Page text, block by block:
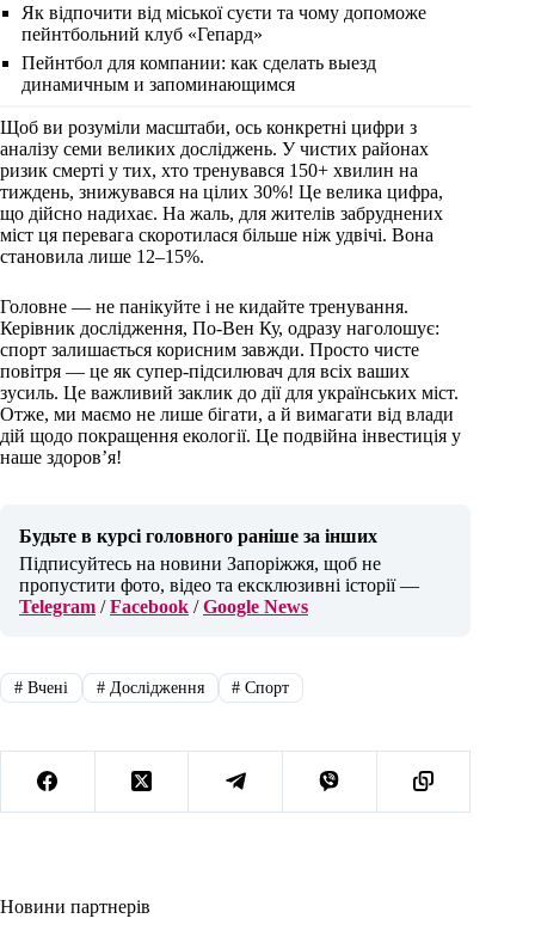
Як відпочити від міської суєти та чому допоможе
пейнтбольний клуб «Гепард»
Пейнтбол для компании: как сделать выезд
динамичным и запоминающимся
Щоб ви розуміли масштаби, ось конкретні цифри з
аналізу семи великих досліджень. У чистих районах
ризик смерті у тих, хто тренувався 150+ хвилин на
тиждень, знижувався на цілих 30%! Це велика цифра,
що дійсно надихає. На жаль, для жителів забруднених
міст ця перевага скоротилася більше ніж удвічі. Вона
становила лише 12–15%.
Головне — не панікуйте і не кидайте тренування.
Керівник дослідження, По-Вен Ку, одразу наголошує:
спорт залишається корисним завжди. Просто чисте
повітря — це як супер-підсилювач для всіх ваших
зусиль. Це важливий заклик до дії для українських міст.
Отже, ми маємо не лише бігати, а й вимагати від влади
дій щодо покращення екології. Це подвійна інвестиція у
наше здоров’я!
Будьте в курсі головного раніше за інших
Підписуйтесь на новини Запоріжжя, щоб не
пропустити фото, відео та ексклюзивні історії —
Telegram /Facebook /Google News
#Вчені #Дослідження # Спорт
Новини партнерів